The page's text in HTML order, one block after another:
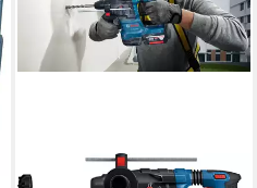
BOSCH PROFESSIONAL